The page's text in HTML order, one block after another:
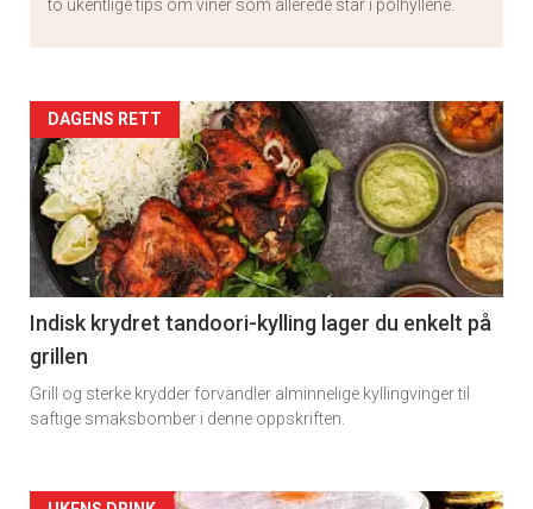
to ukentlige tips om viner som allerede står i polhyllene.
Artikler
detail
-
section
11
DAGENS RETT
Indisk krydret tandoori-kylling lager du enkelt på
grillen
Grill og sterke krydder forvandler alminnelige kyllingvinger til
saftige smaksbomber i denne oppskriften.